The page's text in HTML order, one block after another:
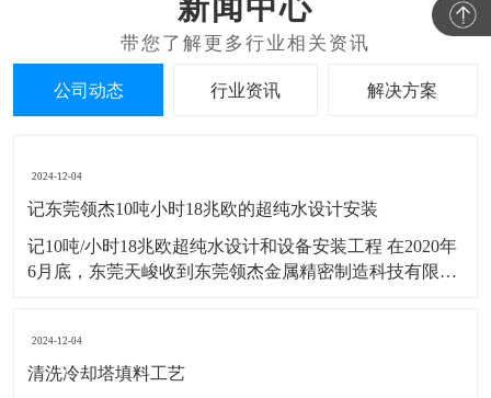
新闻中心
公司动态 行业资讯 解决方案
2024-12-04
记东莞领杰10吨小时18兆欧的超纯水设计安装
记10吨/小时18兆欧超纯水设计和设备安装工程 在2020年
6月底，东莞天峻收到东莞领杰金属精密制造科技有限公
方优秀设计、安装人员，优质高效，超高性价比地完成
了18兆欧的超纯水设计与安装工作
2024-12-04
清洗冷却塔填料工艺